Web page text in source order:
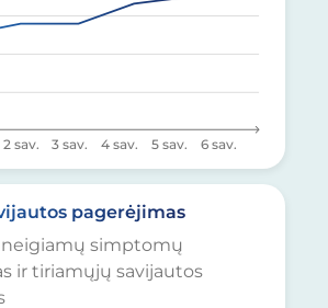
2 sav. 3 sav. 4 sav. 5 sav. 6 sav.
pagerėjimas
simptomų
ir tiriamųjų savijautos